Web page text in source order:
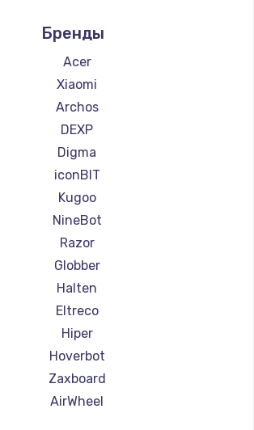
Ремонт самокатов Hunter
Ремонт самокатов Shorner
Ремонт самокатов Joyor
самокатов Minimotors
Ремонт самокатов Bork
Ремонт самокатов Segway
Ремонт самокатов KIRIN
Бренды
Acer
Xiaomi
Archos
DEXP
Digma
iconBIT
Kugoo
NineBot
Razor
Globber
Halten
Eltreco
Hiper
Hoverbot
Zaxboard
AirWheel